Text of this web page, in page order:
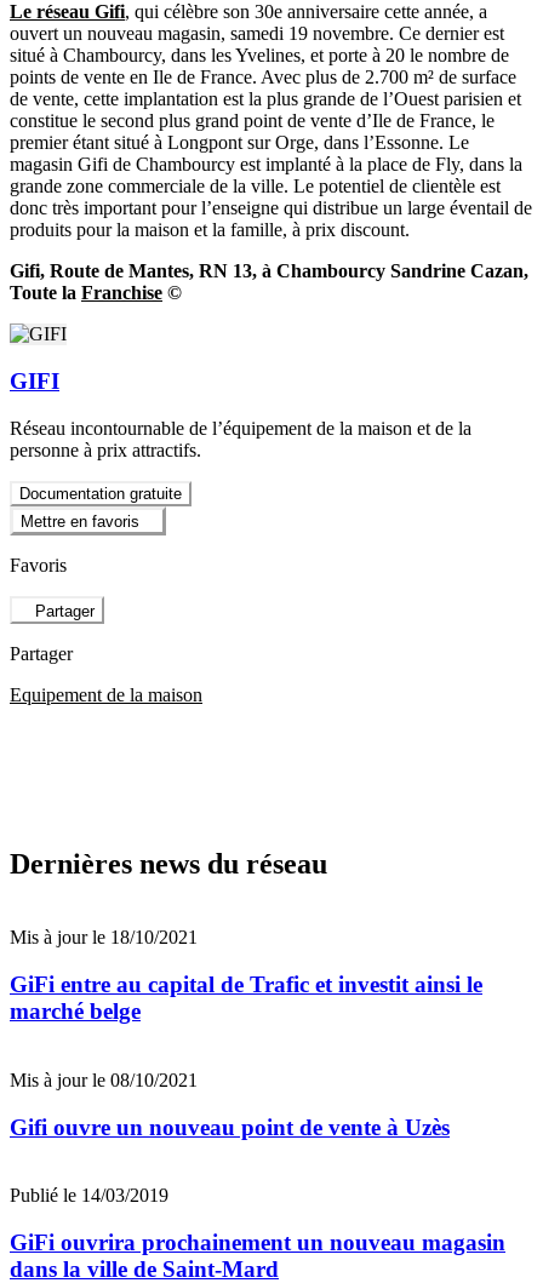
Le réseau Gifi, qui célèbre son 30e anniversaire cette année, a
ouvert un nouveau magasin, samedi 19 novembre. Ce dernier est
situé à Chambourcy, dans les Yvelines, et porte à 20 le nombre de
points de vente en Ile de France. Avec plus de 2.700 m² de surface
de vente, cette implantation est la plus grande de l’Ouest parisien et
constitue le second plus grand point de vente d’Ile de France, le
premier étant situé à Longpont sur Orge, dans l’Essonne. Le
magasin Gifi de Chambourcy est implanté à la place de Fly, dans la
grande zone commerciale de la ville. Le potentiel de clientèle est
donc très important pour l’enseigne qui distribue un large éventail de
produits pour la maison et la famille, à prix discount.
Gifi, Route de Mantes, RN 13, à Chambourcy Sandrine Cazan,
Toute la Franchise ©
GIFI
Réseau incontournable de l’équipement de la maison et de la
personne à prix attractifs.
Documentation gratuite
Mettre en favoris
Favoris
Partager
Partager
Equipement de la maison
Dernières news du réseau
Mis à jour le 18/10/2021
GiFi entre au capital de Trafic et investit ainsi le
marché belge
Mis à jour le 08/10/2021
Gifi ouvre un nouveau point de vente à Uzès
Publié le 14/03/2019
GiFi ouvrira prochainement un nouveau magasin
dans la ville de Saint-Mard